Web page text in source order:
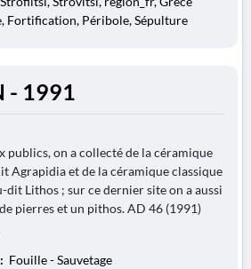
Fortification, Péribole, Sépulture
- 1991
publics, on a collecté de la céramique
Agrapidia et de la céramique classique
Lithos ; sur ce dernier site on a aussi
pierres et un pithos. AD 46 (1991)
Fouille - Sauvetage